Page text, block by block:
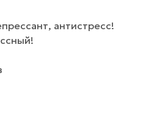
антистресс!